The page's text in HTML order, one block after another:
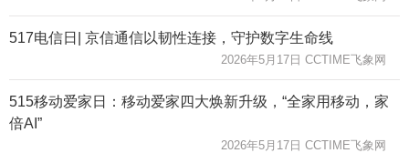
517电信日| 京信通信以韧性连接，守护数字生命线
2026年5月17日 CCTIME飞象网
515移动爱家日：移动爱家四大焕新升级，“全家用移动，家
倍AI”
2026年5月17日 CCTIME飞象网